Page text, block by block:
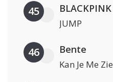
45 BLACKPINK
JUMP
46 Bente
Kan Je Me